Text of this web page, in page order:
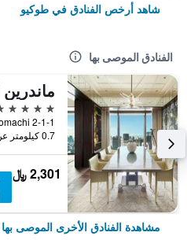
شاهد أرخص الفنادق في طوكيو
الفنادق الموصى بها
5 نجوم
0.7 كيلومتر عن وسط المدينة
2,301 ﷼
مشاهدة الفنادق الأخرى الموصى بها